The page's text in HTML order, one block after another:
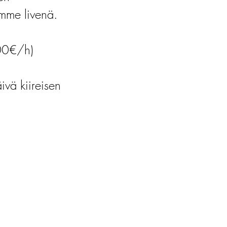
livenä.
h)
kiireisen